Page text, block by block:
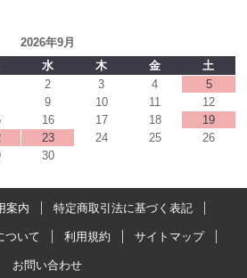
2026年9月
水 木 金
土
2 3 4
5
9 10 11
12
16 17 18
19
23 24 25
26
30
案内 特定商取引法に基づく表記
ついて 利用規約 サイトマップ
お問い合わせ